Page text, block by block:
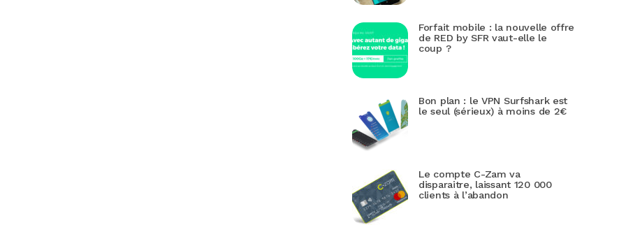
Forfait mobile : la nouvelle offre
de RED by SFR vaut-elle le
coup ?
Bon plan : le VPN Surfshark est
le seul (sérieux) à moins de 2€
Le compte C-Zam va
disparaitre, laissant 120 000
clients à l’abandon